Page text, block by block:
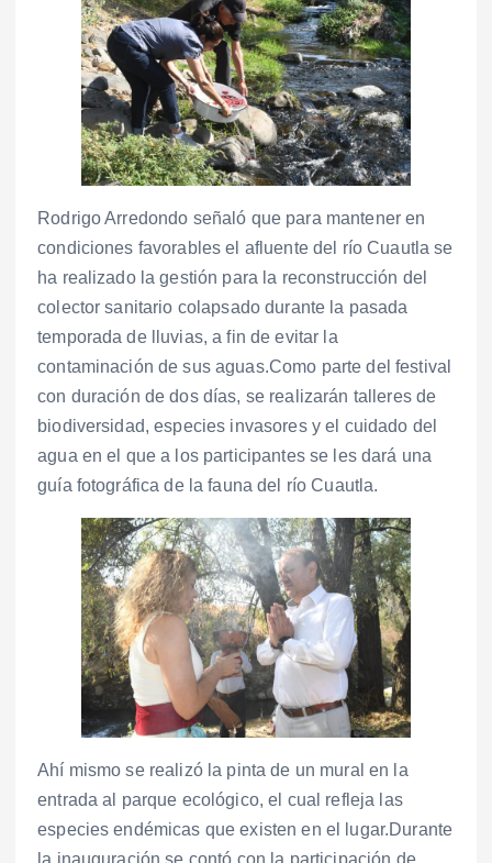
Rodrigo Arredondo señaló que para mantener en
condiciones favorables el afluente del río Cuautla se
ha realizado la gestión para la reconstrucción del
colector sanitario colapsado durante la pasada
temporada de lluvias, a fin de evitar la
contaminación de sus aguas.Como parte del festival
con duración de dos días, se realizarán talleres de
biodiversidad, especies invasores y el cuidado del
agua en el que a los participantes se les dará una
guía fotográfica de la fauna del río Cuautla.
Ahí mismo se realizó la pinta de un mural en la
entrada al parque ecológico, el cual refleja las
especies endémicas que existen en el lugar.Durante